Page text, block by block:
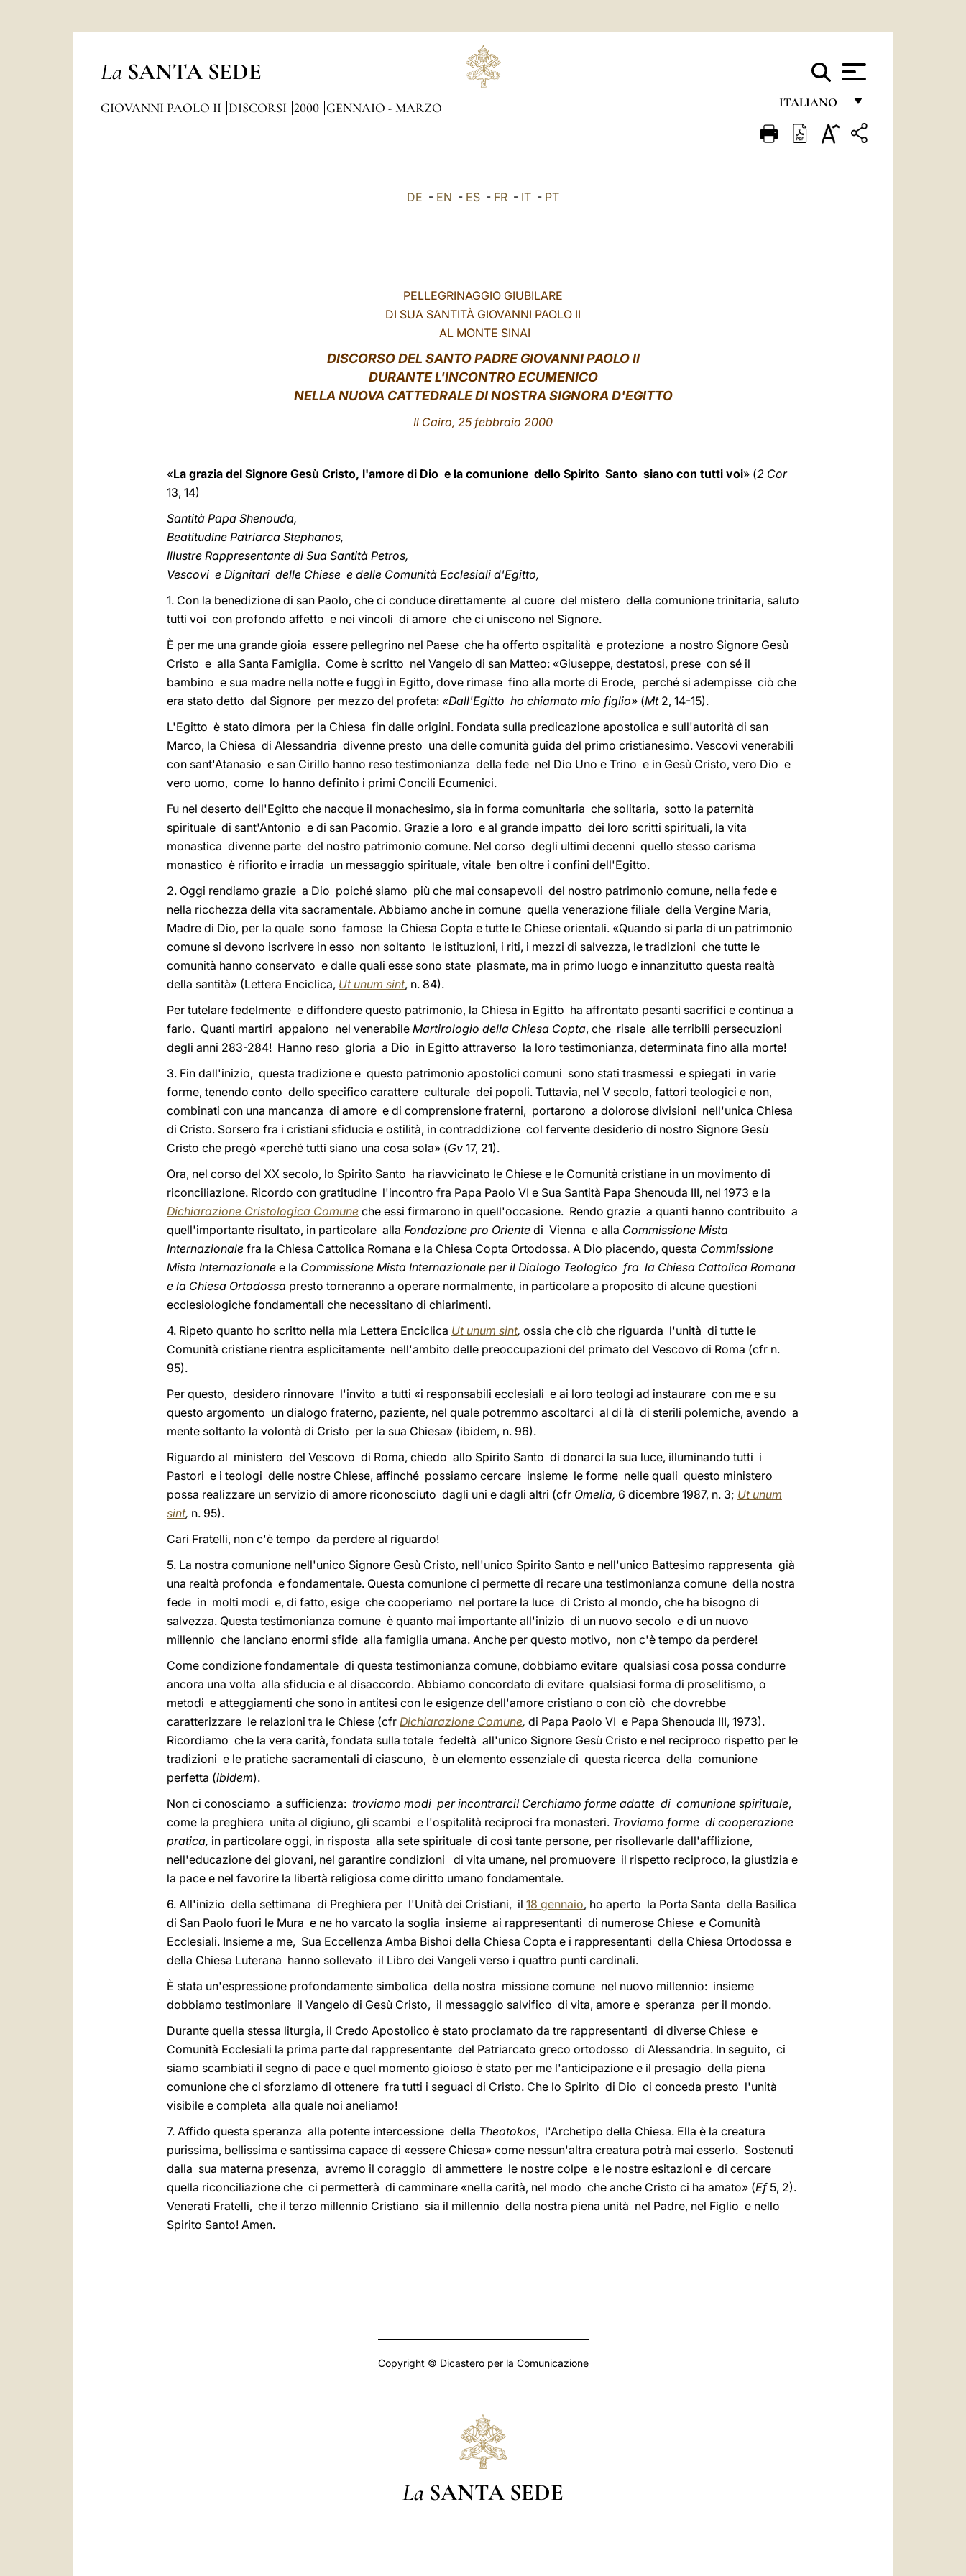
La SANTA SEDE
ITALIANO
FRANÇAIS
GIOVANNI PAOLO II DISCORSI 2000 GENNAIO - MARZO
DE - EN - ES - FR - IT - PT
PELLEGRINAGGIO GIUBILARE
DI SUA SANTITÀ GIOVANNI PAOLO II
AL MONTE SINAI
DISCORSO DEL SANTO PADRE GIOVANNI PAOLO II
DURANTE L'INCONTRO ECUMENICO
NELLA NUOVA CATTEDRALE DI NOSTRA SIGNORA D'EGITTO
Il Cairo, 25 febbraio 2000
«La grazia del Signore Gesù Cristo, l'amore di Dio e la comunione dello Spirito Santo siano con tutti voi» (2 Cor
13, 14)
Santità Papa Shenouda,
Beatitudine Patriarca Stephanos,
Illustre Rappresentante di Sua Santità Petros,
Vescovi e Dignitari delle Chiese e delle Comunità Ecclesiali d'Egitto,
1. Con la benedizione di san Paolo, che ci conduce direttamente al cuore del mistero della comunione trinitaria, saluto
tutti voi con profondo affetto e nei vincoli di amore che ci uniscono nel Signore.
È per me una grande gioia essere pellegrino nel Paese che ha offerto ospitalità e protezione a nostro Signore Gesù
Cristo e alla Santa Famiglia. Come è scritto nel Vangelo di san Matteo: «Giuseppe, destatosi, prese con sé il
bambino e sua madre nella notte e fuggì in Egitto, dove rimase fino alla morte di Erode, perché si adempisse ciò che
era stato detto dal Signore per mezzo del profeta: «Dall'Egitto ho chiamato mio figlio» (Mt 2, 14-15).
L'Egitto è stato dimora per la Chiesa fin dalle origini. Fondata sulla predicazione apostolica e sull'autorità di san
Marco, la Chiesa di Alessandria divenne presto una delle comunità guida del primo cristianesimo. Vescovi venerabili
con sant'Atanasio e san Cirillo hanno reso testimonianza della fede nel Dio Uno e Trino e in Gesù Cristo, vero Dio e
vero uomo, come lo hanno definito i primi Concili Ecumenici.
Fu nel deserto dell'Egitto che nacque il monachesimo, sia in forma comunitaria che solitaria, sotto la paternità
spirituale di sant'Antonio e di san Pacomio. Grazie a loro e al grande impatto dei loro scritti spirituali, la vita
monastica divenne parte del nostro patrimonio comune. Nel corso degli ultimi decenni quello stesso carisma
monastico è rifiorito e irradia un messaggio spirituale, vitale ben oltre i confini dell'Egitto.
2. Oggi rendiamo grazie a Dio poiché siamo più che mai consapevoli del nostro patrimonio comune, nella fede e
nella ricchezza della vita sacramentale. Abbiamo anche in comune quella venerazione filiale della Vergine Maria,
Madre di Dio, per la quale sono famose la Chiesa Copta e tutte le Chiese orientali. «Quando si parla di un patrimonio
comune si devono iscrivere in esso non soltanto le istituzioni, i riti, i mezzi di salvezza, le tradizioni che tutte le
comunità hanno conservato e dalle quali esse sono state plasmate, ma in primo luogo e innanzitutto questa realtà
della santità» (Lettera Enciclica, Ut unum sint, n. 84).
Per tutelare fedelmente e diffondere questo patrimonio, la Chiesa in Egitto ha affrontato pesanti sacrifici e continua a
farlo. Quanti martiri appaiono nel venerabile Martirologio della Chiesa Copta, che risale alle terribili persecuzioni
degli anni 283-284! Hanno reso gloria a Dio in Egitto attraverso la loro testimonianza, determinata fino alla morte!
3. Fin dall'inizio, questa tradizione e questo patrimonio apostolici comuni sono stati trasmessi e spiegati in varie
forme, tenendo conto dello specifico carattere culturale dei popoli. Tuttavia, nel V secolo, fattori teologici e non,
combinati con una mancanza di amore e di comprensione fraterni, portarono a dolorose divisioni nell'unica Chiesa
di Cristo. Sorsero fra i cristiani sfiducia e ostilità, in contraddizione col fervente desiderio di nostro Signore Gesù
Cristo che pregò «perché tutti siano una cosa sola» (Gv 17, 21).
Ora, nel corso del XX secolo, lo Spirito Santo ha riavvicinato le Chiese e le Comunità cristiane in un movimento di
riconciliazione. Ricordo con gratitudine l'incontro fra Papa Paolo VI e Sua Santità Papa Shenouda III, nel 1973 e la
Dichiarazione Cristologica Comune che essi firmarono in quell'occasione. Rendo grazie a quanti hanno contribuito a
quell'importante risultato, in particolare alla Fondazione pro Oriente di Vienna e alla Commissione Mista
Internazionale fra la Chiesa Cattolica Romana e la Chiesa Copta Ortodossa. A Dio piacendo, questa Commissione
Mista Internazionale e la Commissione Mista Internazionale per il Dialogo Teologico fra la Chiesa Cattolica Romana
e la Chiesa Ortodossa presto torneranno a operare normalmente, in particolare a proposito di alcune questioni
ecclesiologiche fondamentali che necessitano di chiarimenti.
4. Ripeto quanto ho scritto nella mia Lettera Enciclica Ut unum sint, ossia che ciò che riguarda l'unità di tutte le
Comunità cristiane rientra esplicitamente nell'ambito delle preoccupazioni del primato del Vescovo di Roma (cfr n.
95).
Per questo, desidero rinnovare l'invito a tutti «i responsabili ecclesiali e ai loro teologi ad instaurare con me e su
questo argomento un dialogo fraterno, paziente, nel quale potremmo ascoltarci al di là di sterili polemiche, avendo a
mente soltanto la volontà di Cristo per la sua Chiesa» (ibidem, n. 96).
Riguardo al ministero del Vescovo di Roma, chiedo allo Spirito Santo di donarci la sua luce, illuminando tutti i
Pastori e i teologi delle nostre Chiese, affinché possiamo cercare insieme le forme nelle quali questo ministero
possa realizzare un servizio di amore riconosciuto dagli uni e dagli altri (cfr Omelia, 6 dicembre 1987, n. 3; Ut unum
sint, n. 95).
Cari Fratelli, non c'è tempo da perdere al riguardo!
5. La nostra comunione nell'unico Signore Gesù Cristo, nell'unico Spirito Santo e nell'unico Battesimo rappresenta già
una realtà profonda e fondamentale. Questa comunione ci permette di recare una testimonianza comune della nostra
fede in molti modi e, di fatto, esige che cooperiamo nel portare la luce di Cristo al mondo, che ha bisogno di
salvezza. Questa testimonianza comune è quanto mai importante all'inizio di un nuovo secolo e di un nuovo
millennio che lanciano enormi sfide alla famiglia umana. Anche per questo motivo, non c'è tempo da perdere!
Come condizione fondamentale di questa testimonianza comune, dobbiamo evitare qualsiasi cosa possa condurre
ancora una volta alla sfiducia e al disaccordo. Abbiamo concordato di evitare qualsiasi forma di proselitismo, o
metodi e atteggiamenti che sono in antitesi con le esigenze dell'amore cristiano o con ciò che dovrebbe
caratterizzare le relazioni tra le Chiese (cfr Dichiarazione Comune, di Papa Paolo VI e Papa Shenouda III, 1973).
Ricordiamo che la vera carità, fondata sulla totale fedeltà all'unico Signore Gesù Cristo e nel reciproco rispetto per le
tradizioni e le pratiche sacramentali di ciascuno, è un elemento essenziale di questa ricerca della comunione
perfetta (ibidem).
Non ci conosciamo a sufficienza: troviamo modi per incontrarci! Cerchiamo forme adatte di comunione spirituale,
come la preghiera unita al digiuno, gli scambi e l'ospitalità reciproci fra monasteri. Troviamo forme di cooperazione
pratica, in particolare oggi, in risposta alla sete spirituale di così tante persone, per risollevarle dall'afflizione,
nell'educazione dei giovani, nel garantire condizioni di vita umane, nel promuovere il rispetto reciproco, la giustizia e
la pace e nel favorire la libertà religiosa come diritto umano fondamentale.
6. All'inizio della settimana di Preghiera per l'Unità dei Cristiani, il 18 gennaio, ho aperto la Porta Santa della Basilica
di San Paolo fuori le Mura e ne ho varcato la soglia insieme ai rappresentanti di numerose Chiese e Comunità
Ecclesiali. Insieme a me, Sua Eccellenza Amba Bishoi della Chiesa Copta e i rappresentanti della Chiesa Ortodossa e
della Chiesa Luterana hanno sollevato il Libro dei Vangeli verso i quattro punti cardinali.
È stata un'espressione profondamente simbolica della nostra missione comune nel nuovo millennio: insieme
dobbiamo testimoniare il Vangelo di Gesù Cristo, il messaggio salvifico di vita, amore e speranza per il mondo.
Durante quella stessa liturgia, il Credo Apostolico è stato proclamato da tre rappresentanti di diverse Chiese e
Comunità Ecclesiali la prima parte dal rappresentante del Patriarcato greco ortodosso di Alessandria. In seguito, ci
siamo scambiati il segno di pace e quel momento gioioso è stato per me l'anticipazione e il presagio della piena
comunione che ci sforziamo di ottenere fra tutti i seguaci di Cristo. Che lo Spirito di Dio ci conceda presto l'unità
visibile e completa alla quale noi aneliamo!
7. Affido questa speranza alla potente intercessione della Theotokos, l'Archetipo della Chiesa. Ella è la creatura
purissima, bellissima e santissima capace di «essere Chiesa» come nessun'altra creatura potrà mai esserlo. Sostenuti
dalla sua materna presenza, avremo il coraggio di ammettere le nostre colpe e le nostre esitazioni e di cercare
quella riconciliazione che ci permetterà di camminare «nella carità, nel modo che anche Cristo ci ha amato» (Ef 5, 2).
Venerati Fratelli, che il terzo millennio Cristiano sia il millennio della nostra piena unità nel Padre, nel Figlio e nello
Spirito Santo! Amen.
Copyright © Dicastero per la Comunicazione
La SANTA SEDE